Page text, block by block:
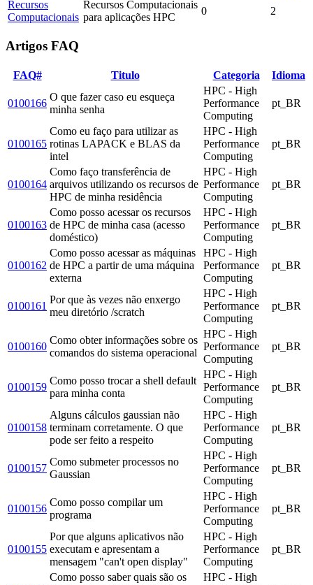
Recursos
Computacionais
Recursos Computacionais
para aplicações HPC
0 2
Artigos FAQ
FAQ# Titulo Categoria Idioma
0100166
O que fazer caso eu esqueça
minha senha
HPC - High
Performance
Computing
pt_BR
0100165
Como eu faço para utilizar as
rotinas LAPACK e BLAS da
intel
HPC - High
Performance
Computing
pt_BR
0100164
Como faço transferência de
arquivos utilizando os recursos de
HPC de minha residência
HPC - High
Performance
Computing
pt_BR
0100163
Como posso acessar os recursos
de HPC de minha casa (acesso
doméstico)
HPC - High
Performance
Computing
pt_BR
0100162
Como posso acessar as máquinas
de HPC a partir de uma máquina
externa
HPC - High
Performance
Computing
pt_BR
0100161
Por que às vezes não enxergo
meu diretório /scratch
HPC - High
Performance
Computing
pt_BR
0100160
Como obter informações sobre os
comandos do sistema operacional
HPC - High
Performance
Computing
pt_BR
0100159
Como posso trocar a shell default
para minha conta
HPC - High
Performance
Computing
pt_BR
0100158
Alguns cálculos gaussian não
terminam corretamente. O que
pode ser feito a respeito
HPC - High
Performance
Computing
pt_BR
0100157
Como submeter processos no
Gaussian
HPC - High
Performance
Computing
pt_BR
0100156
Como posso compilar um
programa
HPC - High
Performance
Computing
pt_BR
0100155
Por que alguns aplicativos não
executam e apresentam a
mensagem "can't open display"
HPC - High
Performance
Computing
pt_BR
Como posso saber quais são os
HPC - High